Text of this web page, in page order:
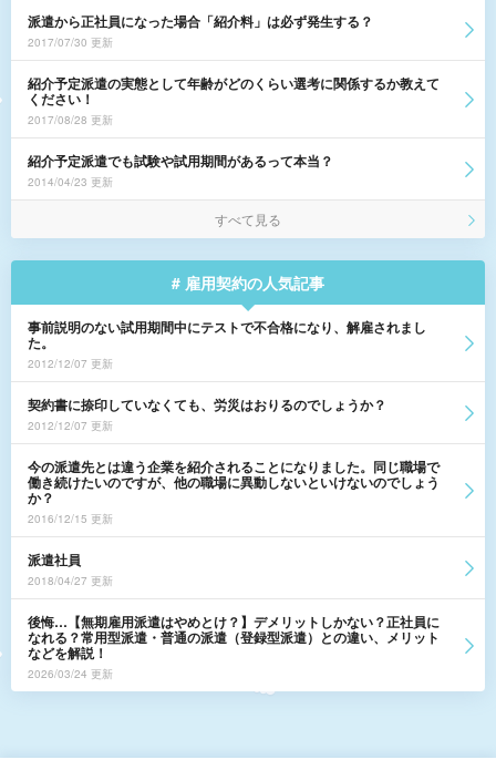
派遣から正社員になった場合「紹介料」は必ず発生する？
2017/07/30 更新
紹介予定派遣の実態として年齢がどのくらい選考に関係するか教えて
ください！
2017/08/28 更新
紹介予定派遣でも試験や試用期間があるって本当？
2014/04/23 更新
すべて見る
# 雇用契約の人気記事
事前説明のない試用期間中にテストで不合格になり、解雇されまし
た。
2012/12/07 更新
契約書に捺印していなくても、労災はおりるのでしょうか？
2012/12/07 更新
今の派遣先とは違う企業を紹介されることになりました。同じ職場で
働き続けたいのですが、他の職場に異動しないといけないのでしょう
か？
2016/12/15 更新
派遣社員
2018/04/27 更新
後悔…【無期雇用派遣はやめとけ？】デメリットしかない？正社員に
なれる？常用型派遣・普通の派遣（登録型派遣）との違い、メリット
などを解説！
2026/03/24 更新